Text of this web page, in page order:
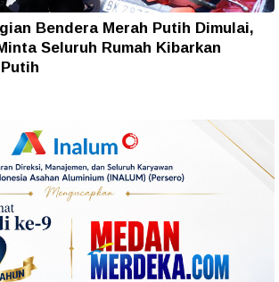
Bendera Merah Putih Dimulai,
Seluruh Rumah Kibarkan